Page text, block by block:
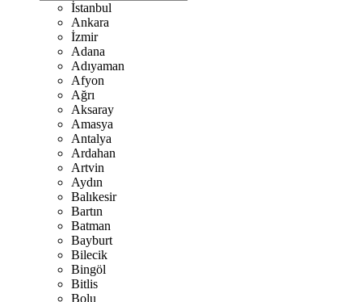
İstanbul
Ankara
İzmir
Adana
Adıyaman
Afyon
Ağrı
Aksaray
Amasya
Antalya
Ardahan
Artvin
Aydın
Balıkesir
Bartın
Batman
Bayburt
Bilecik
Bingöl
Bitlis
Bolu